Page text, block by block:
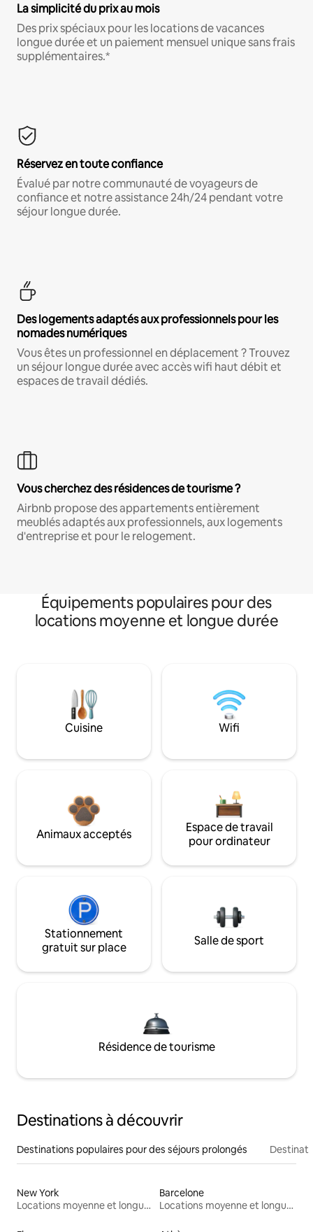
La simplicité du prix au mois
Des prix spéciaux pour les locations de vacances
longue durée et un paiement mensuel unique sans frais
supplémentaires.*
Réservez en toute confiance
Évalué par notre communauté de voyageurs de
confiance et notre assistance 24h/24 pendant votre
séjour longue durée.
Des logements adaptés aux professionnels pour les
nomades numériques
Vous êtes un professionnel en déplacement ? Trouvez
un séjour longue durée avec accès wifi haut débit et
espaces de travail dédiés.
Vous cherchez des résidences de tourisme ?
Airbnb propose des appartements entièrement
meublés adaptés aux professionnels, aux logements
d'entreprise et pour le relogement.
Équipements populaires pour des
locations moyenne et longue durée
Cuisine Wifi
Animaux acceptés
Espace de travail
pour ordinateur
Stationnement
gratuit sur place
Salle de sport
Résidence de tourisme
Destinations à découvrir
Destinations populaires pour des séjours prolongés
New York
Locations moyenne et longue durée
Barcelone
Locations moyenne et longue durée